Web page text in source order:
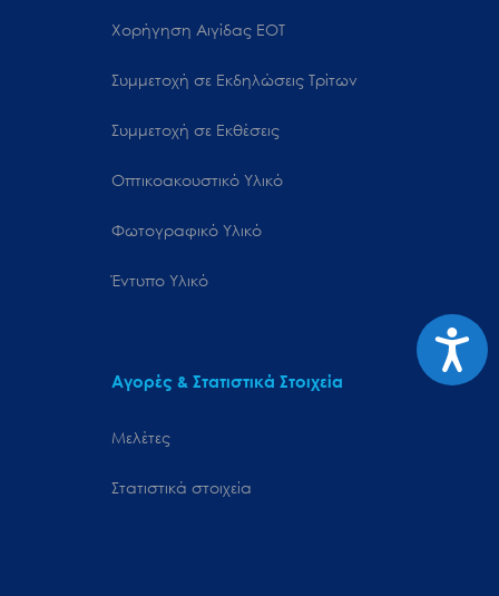
Χορήγηση Αιγίδας ΕΟΤ
Συμμετοχή σε Εκδηλώσεις Τρίτων
Συμμετοχή σε Εκθέσεις
Οπτικοακουστικό Υλικό
Φωτογραφικό Υλικό
Έντυπο Υλικό
Αγορές & Στατιστικά Στοιχεία
Μελέτες
Στατιστικά στοιχεία